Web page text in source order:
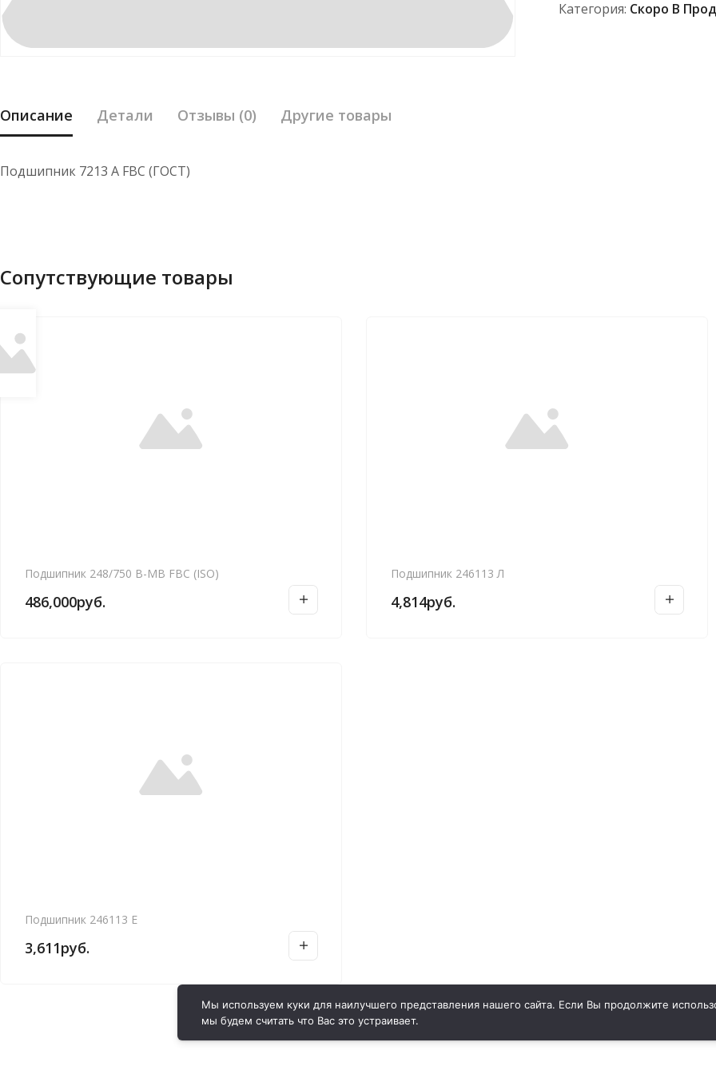
Категория: Скоро В
Описание Детали Отзывы (0) Другие товары
Подшипник 7213 А FBC (ГОСТ)
Сопутствующие товары
Подшипник 248/750 B-MB FBC (ISO)
486,000руб.
Подшипник 246113 Л
4,814руб.
Подшипник 246113 Е
3,611руб.
Мы используем куки для наилучшего представления нашего сайта. Если Вы продолжите
мы будем считать что Вас это устраивает.